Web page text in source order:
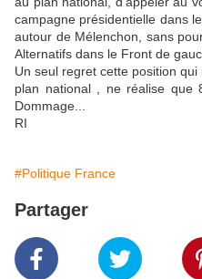
campagne présidentielle dans
autour de Mélenchon, sans
Alternatifs dans le Front de
Un seul regret cette position
plan national , ne réalise que
Dommage...
RI
#Politique France
Partager